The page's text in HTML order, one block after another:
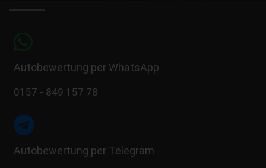
Autobewertung per WhatsApp
0157 - 849 157 78
Autobewertung per Telegram